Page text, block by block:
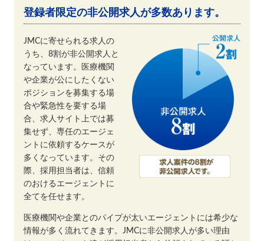
登録者限定の非公開求人が多数あります。
JMCに寄せられる求人の
うち、8割が非公開求人と
なっています。医療機関
や企業が公にしたくない
ポジションを募集する場
合や緊急性を要する場
合、求人サイト上では募
集せず、専任のエージェ
ントに依頼するケースが
多くなっています。その
際、採用担当者は、信頼
のおけるエージェントに
全てを任せます。
医療機関や企業とのパイプが太いエージェントには希少な
情報が多く流れてきます。JMCに非公開求人が多い理由